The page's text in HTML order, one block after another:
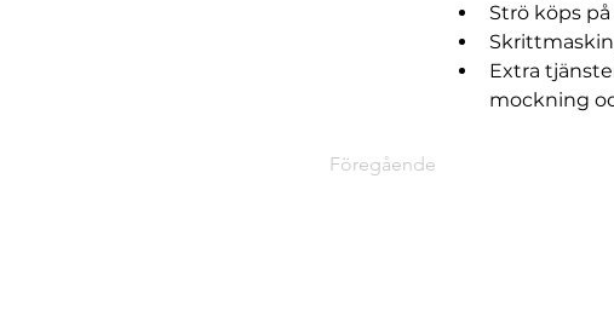
Strö köps
Extra
mockning
Föregående